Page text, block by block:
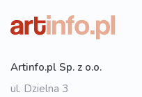
Artinfo.pl Sp. z o.o.
ul. Dzielna 3